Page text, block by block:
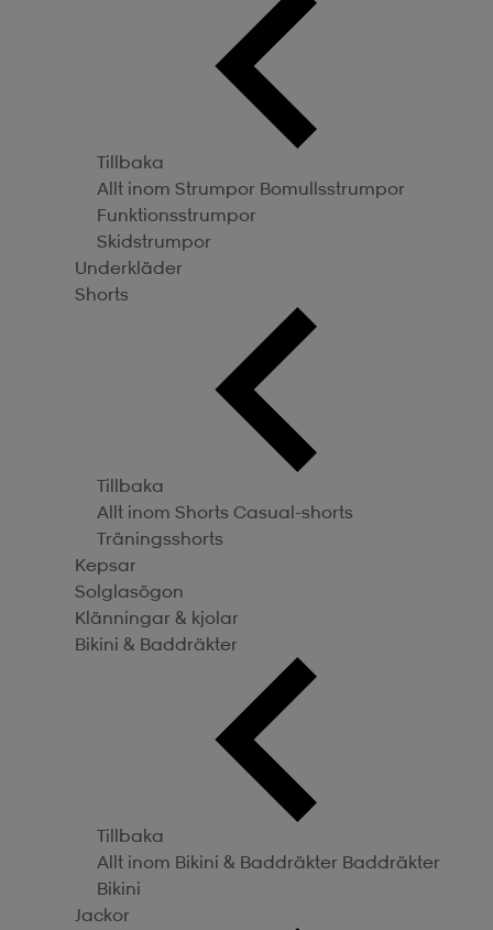
Tillbaka
Allt inom Strumpor Bomullsstrumpor
Funktionsstrumpor
Skidstrumpor
Underkläder
Shorts
Tillbaka
Allt inom Shorts Casual-shorts
Träningsshorts
Kepsar
Solglasögon
Klänningar & kjolar
Bikini & Baddräkter
Tillbaka
Allt inom Bikini & Baddräkter Baddräkter
Bikini
Jackor